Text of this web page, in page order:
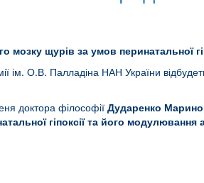
щурів за умов перинатальної
ім. О.В. Палладіна НАН України
доктора філософії Дударенко
гіпоксії та його модулювання